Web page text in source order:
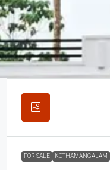
FOR SALE KOTHAMANGALAM